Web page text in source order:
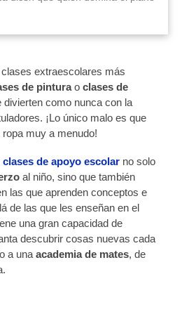
extraescolares más
de pinturaoclases de
divierten como nunca con la
¡Lo único malo es que
muy a menudo!
clases de apoyo escolar no solo
al niño, sino que también
las que aprenden conceptos e
de las que les enseñan en el
una gran capacidad de
descubrir cosas nuevas cada
a unaacademia de mates, de